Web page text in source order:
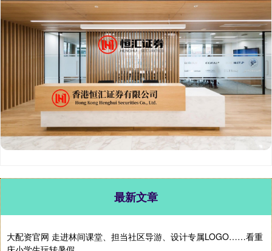
最新文章
大配资官网 走进林间课堂、担当社区导游、设计专属LOGO……看重